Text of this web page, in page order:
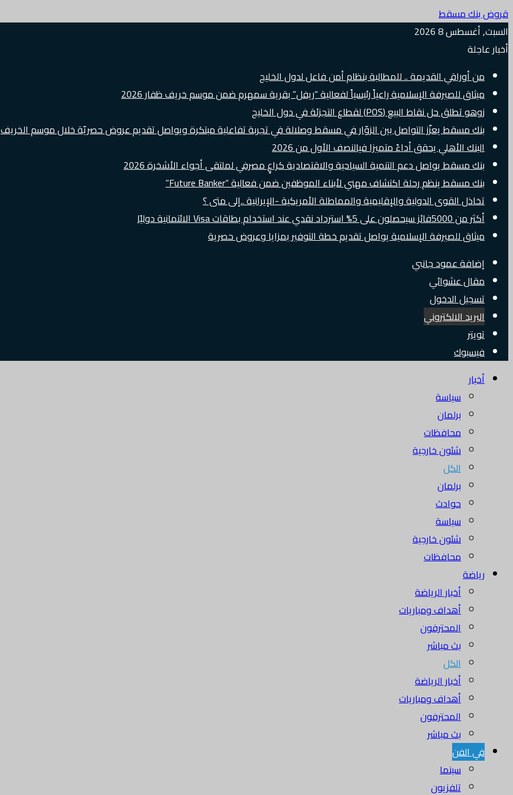
قروض بنك مسقط
السبت, أغسطس 8 2026
أخبار عاجلة
من أوراقي القديمة .. للمطالبة بنظام أمن فاعل لدول الخليج
ميثاق للصيرفة الإسلامية راعياً رئيسياً لفعالية “ريفل” بقرية سمهرم ضمن موسم خريف ظفار 2026
زوهو تطلق حل نقاط البيع (POS) لقطاع التجزئة في دول الخليج
بنك مسقط يعزّز التواصل بين الزوّار في مسقط وصلالة في تجربة تفاعلية مبتكرة ويواصل تقديم عروض حصريّة خلال موسم الخريف
البنك الأهلي يحقق أداءً متميزا فيالنصف الأول من 2026
بنك مسقط يواصل دعم التنمية السياحية والاقتصادية كراعٍ مصرفي لملتقى أجواء الأشخرة 2026
بنك مسقط ينظم رحلة اكتشاف مهني لأبناء الموظفين ضمن فعالية “Future Banker”
تخاذل القوى الدولية والإقليمية والمماطلة الأمريكية -الإيرانية ..إلى متى ؟
أكثر من 5000فائز سيحصلون على 5% استرداد نقدي عند استخدام بطاقات Visa الائتمانية دوليًا
ميثاق للصيرفة الإسلامية يواصل تقديم خطة التوفير بمزايا وعروض حصرية
إضافة عمود جانبي
مقال عشوائي
تسجيل الدخول
البريد الالكتروني
تويتر
فيسبوك
أخبار
سياسة
برلمان
محافظات
شئون خارجية
الكل
برلمان
حوادث
سياسة
شئون خارجية
محافظات
رياضة
أخبار الرياضة
أهداف ومباريات
المحترفون
بث مباشر
الكل
أخبار الرياضة
أهداف ومباريات
المحترفون
بث مباشر
في الفن
سينما
تلفزيون